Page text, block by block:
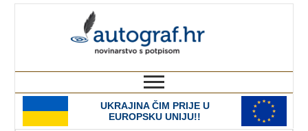
UKRAJINA ČIM PRIJE U
EUROPSKU UNIJU!!